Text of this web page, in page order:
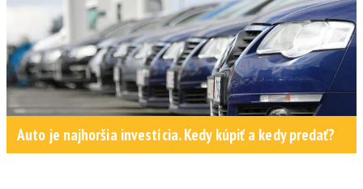
Auto je najhoršia investícia. Kedy kúpiť a kedy predať?